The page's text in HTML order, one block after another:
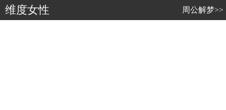
维度女性 周公解梦>>